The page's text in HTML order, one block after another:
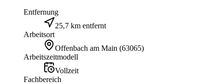
Entfernung
25,7 km entfernt
Arbeitsort
Offenbach am Main (63065)
Arbeitszeitmodell
Vollzeit
Fachbereich